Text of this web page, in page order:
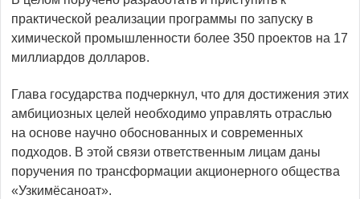
практической реализации программы по запуску в
химической промышленности более 350 проектов на 17
миллиардов долларов.
Глава государства подчеркнул, что для достижения этих
амбициозных целей необходимо управлять отраслью
на основе научно обоснованных и современных
подходов. В этой связи ответственным лицам даны
поручения по трансформации акционерного общества
«Узкимёсаноат».